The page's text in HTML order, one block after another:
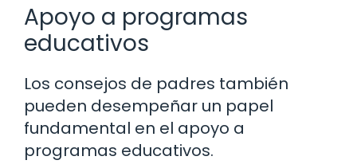
Apoyo a programas
educativos
Los consejos de padres también
pueden desempeñar un papel
fundamental en el apoyo a
programas educativos.